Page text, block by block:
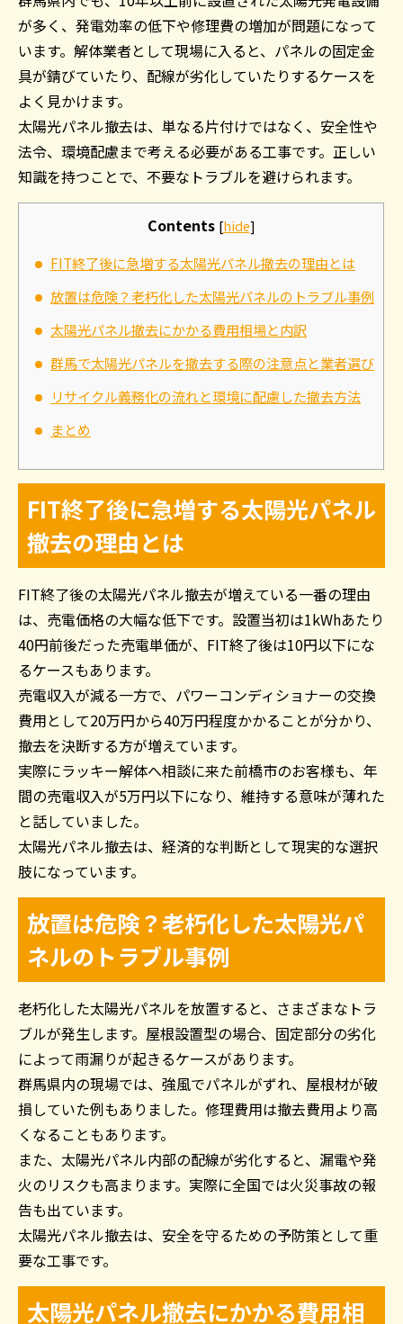
が多く、発電効率の低下や修理費の増加が問題になって
います。解体業者として現場に入ると、パネルの固定金
具が錆びていたり、配線が劣化していたりするケースを
よく見かけます。
太陽光パネル撤去は、単なる片付けではなく、安全性や
法令、環境配慮まで考える必要がある工事です。正しい
知識を持つことで、不要なトラブルを避けられます。
Contents [hide]
FIT終了後に急増する太陽光パネル撤去の理由とは
放置は危険？老朽化した太陽光パネルのトラブル事例
太陽光パネル撤去にかかる費用相場と内訳
群馬で太陽光パネルを撤去する際の注意点と業者選び
リサイクル義務化の流れと環境に配慮した撤去方法
まとめ
FIT終了後に急増する太陽光パネル
撤去の理由とは
FIT終了後の太陽光パネル撤去が増えている一番の理由
は、売電価格の大幅な低下です。設置当初は1kWhあたり
40円前後だった売電単価が、FIT終了後は10円以下にな
るケースもあります。
売電収入が減る一方で、パワーコンディショナーの交換
費用として20万円から40万円程度かかることが分かり、
撤去を決断する方が増えています。
実際にラッキー解体へ相談に来た前橋市のお客様も、年
間の売電収入が5万円以下になり、維持する意味が薄れた
と話していました。
太陽光パネル撤去は、経済的な判断として現実的な選択
肢になっています。
放置は危険？老朽化した太陽光パ
ネルのトラブル事例
老朽化した太陽光パネルを放置すると、さまざまなトラ
ブルが発生します。屋根設置型の場合、固定部分の劣化
によって雨漏りが起きるケースがあります。
群馬県内の現場では、強風でパネルがずれ、屋根材が破
損していた例もありました。修理費用は撤去費用より高
くなることもあります。
また、太陽光パネル内部の配線が劣化すると、漏電や発
火のリスクも高まります。実際に全国では火災事故の報
告も出ています。
太陽光パネル撤去は、安全を守るための予防策として重
要な工事です。
太陽光パネル撤去にかかる費用相